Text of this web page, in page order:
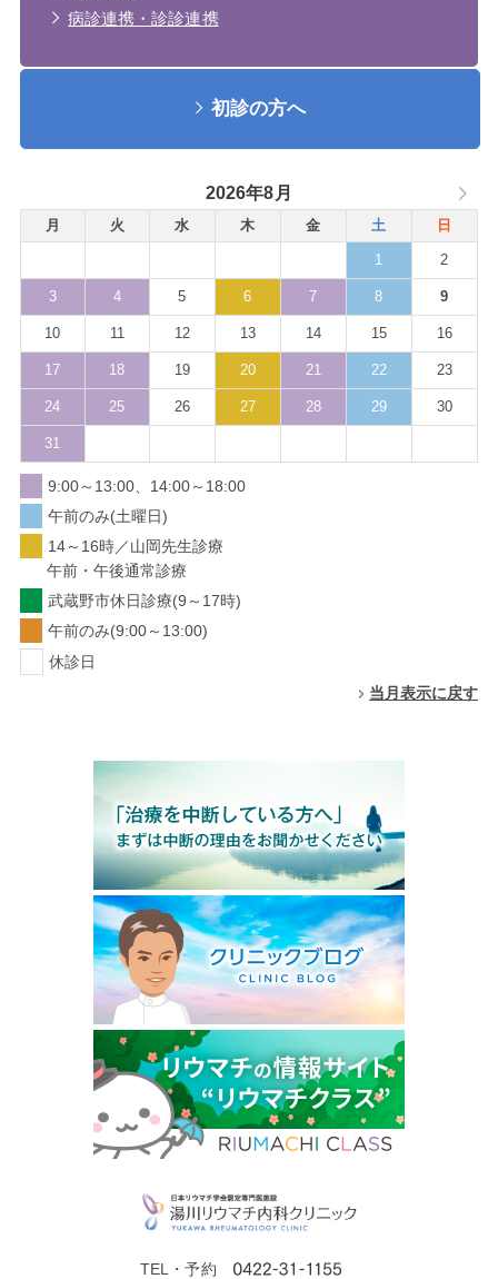
病診連携・診診連携
初診の方へ
2026年8月
月 火 水 木 金 土 日
1 2
3 4 5 6 7 8 9
10 11 12 13 14 15 16
17 18 19 20 21 22 23
24 25 26 27 28 29 30
31
9:00～13:00、14:00～18:00
午前のみ(土曜日)
14～16時／山岡先生診療
午前・午後通常診療
武蔵野市休日診療(9～17時)
午前のみ(9:00～13:00)
休診日
当月表示に戻す
TEL・予約